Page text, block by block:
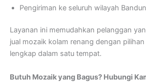
Pengiriman ke seluruh wilayah
Layanan ini memudahkan pelanggan
jual mozaik kolam renang dengan
lengkap dalam satu tempat.
Butuh Mozaik yang Bagus? Hubungi